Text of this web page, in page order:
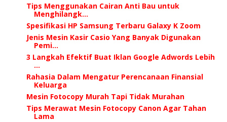
Tips Menggunakan Cairan Anti Bau untuk
Menghilangk...
Spesifikasi HP Samsung Terbaru Galaxy K Zoom
Jenis Mesin Kasir Casio Yang Banyak Digunakan
Pemi...
3 Langkah Efektif Buat Iklan Google Adwords Lebih
...
Rahasia Dalam Mengatur Perencanaan Finansial
Keluarga
Mesin Fotocopy Murah Tapi Tidak Murahan
Tips Merawat Mesin Fotocopy Canon Agar Tahan
Lama